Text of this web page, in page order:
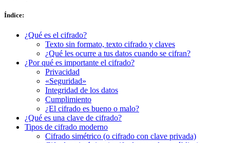
Índice:
¿Qué es el cifrado?
Texto sin formato, texto cifrado y claves
¿Qué les ocurre a tus datos cuando se cifran?
¿Por qué es importante el cifrado?
Privacidad
«Seguridad»
Integridad de los datos
Cumplimiento
¿El cifrado es bueno o malo?
¿Qué es una clave de cifrado?
Tipos de cifrado moderno
Cifrado simétrico (o cifrado con clave privada)